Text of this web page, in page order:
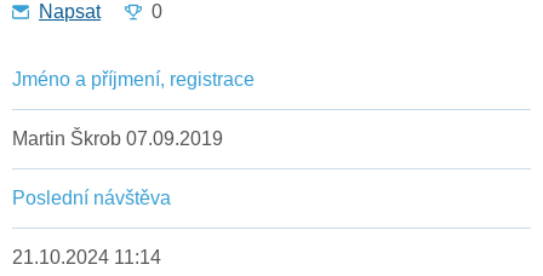
Napsat
0
Jméno a příjmení, registrace
Martin Škrob 07.09.2019
Poslední návštěva
21.10.2024 11:14